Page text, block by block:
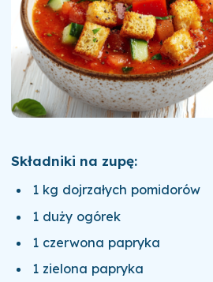
Składniki na zupę:
1 kg dojrzałych pomidorów
1 duży ogórek
1 czerwona papryka
1 zielona papryka